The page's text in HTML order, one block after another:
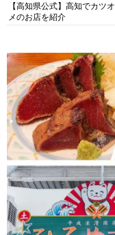
【高知県公式】高知でカツ
メのお店を紹介